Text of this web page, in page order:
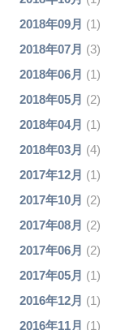
2018年09月 (1)
2018年07月 (3)
2018年06月 (1)
2018年05月 (2)
2018年04月 (1)
2018年03月 (4)
2017年12月 (1)
2017年10月 (2)
2017年08月 (2)
2017年06月 (2)
2017年05月 (1)
2016年12月 (1)
2016年11月 (1)